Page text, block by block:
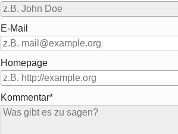
E-Mail
Homepage
Kommentar*